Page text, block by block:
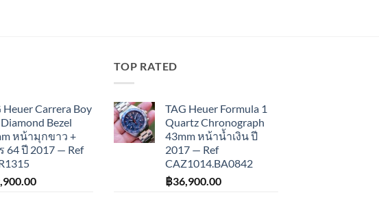
Heuer Carrera Boy
Diamond Bezel
หน้ามุกขาว +
64 ปี 2017 — Ref
TOP RATED
TAG Heuer Formula 1
Quartz Chronograph
43mm หน้าน้ำเงิน ปี
2017 — Ref
CAZ1014.BA0842
฿36,900.00